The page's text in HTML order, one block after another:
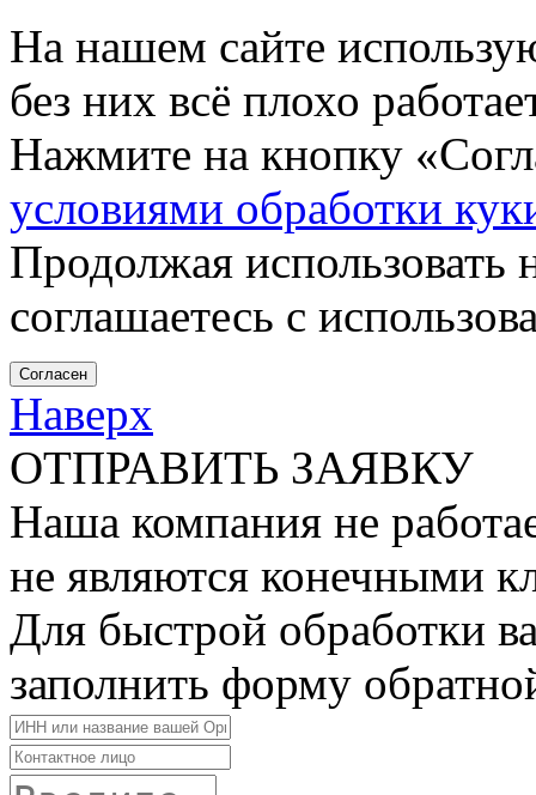
На нашем сайте
без них всё плохо
Нажмите на кнопку
условиями обработки
Продолжая использовать
соглашаетесь с
Согласен
Наверх
ОТПРАВИТЬ ЗАЯВКУ
Наша компания не
не являются конечными
Для быстрой обработки
заполнить форму